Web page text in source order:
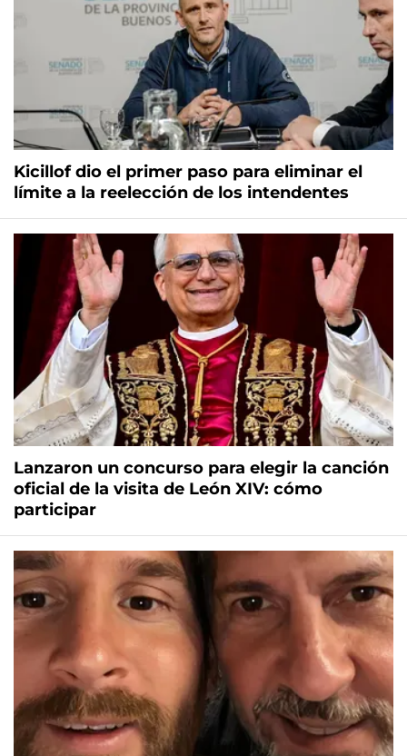
Kicillof dio el primer paso para eliminar el
límite a la reelección de los intendentes
Lanzaron un concurso para elegir la canción
oficial de la visita de León XIV: cómo
participar